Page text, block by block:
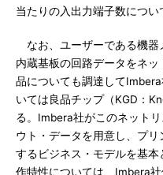
当たりの入出力端子数につい
なお、ユーザーである機器
内蔵基板の回路データをネ
品についても調達して
いては良品チップ（KGD：
る。Imbera社がこのネット
ウト・データを用意し、プ
するビジネス・モデルを基
作特性については、Imbera